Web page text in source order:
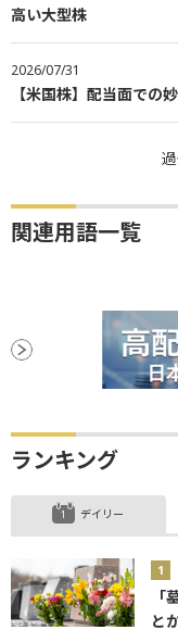
高い大型株
2026/07/31
【米国株】配当面での
関連用語一覧
ランキング
デイリー
と